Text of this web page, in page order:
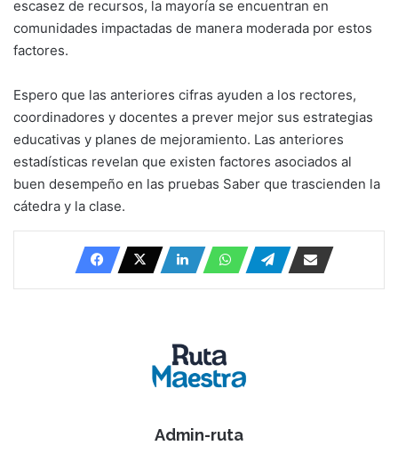
escasez de recursos, la mayoría se encuentran en
comunidades impactadas de manera moderada por estos
factores.
Espero que las anteriores cifras ayuden a los rectores,
coordinadores y docentes a prever mejor sus estrategias
educativas y planes de mejoramiento. Las anteriores
estadísticas revelan que existen factores asociados al
buen desempeño en las pruebas Saber que trascienden la
cátedra y la clase.
Admin-ruta